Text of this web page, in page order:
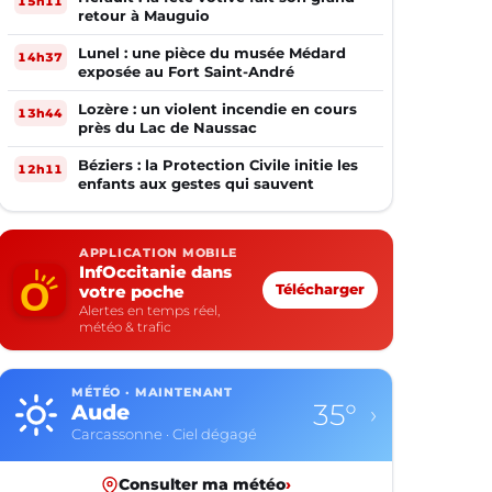
retour à Mauguio
14h37
Lunel : une pièce du musée Médard
exposée au Fort Saint-André
13h44
Lozère : un violent incendie en cours
près du Lac de Naussac
12h11
Béziers : la Protection Civile initie les
enfants aux gestes qui sauvent
APPLICATION MOBILE
InfOccitanie dans
votre poche
Alertes en temps réel,
météo & trafic
Télécharger
MÉTÉO · MAINTENANT
Aveyron
Rodez · Ciel dégagé
30° ›
Consulter ma météo›